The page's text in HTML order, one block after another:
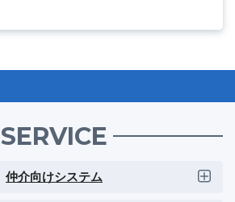
SERVICE
仲介向けシステム